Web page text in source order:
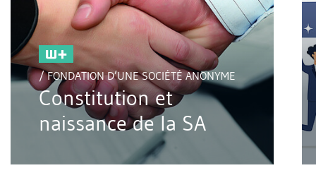
/ FONDATION D’UNE SOCIÉTÉ ANONYME
Constitution et
naissance de la SA